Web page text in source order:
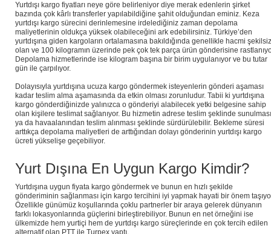
Yurtdışı kargo fiyatları neye göre belirleniyor diye merak edenlerin şirket
bazında çok kârlı transferler yapılabildiğine şahit olduğundan eminiz. Keza
yurtdışı kargo sürecini derinlemesine irdelediğiniz zaman depolama
maliyetlerinin oldukça yüksek olabileceğini ark edebilirsiniz. Türkiye’den
yurtdışına giden kargoların ortalamasına bakıldığında genellikle hacmi şekilsiz
olan ve 100 kilogramın üzerinde pek çok tek parça ürün gönderisine
Depolama hizmetlerinde ise kilogram başına bir birim uygulanıyor ve bu tutar
gün ile çarpılıyor.
Dolayısıyla yurtdışına ucuza kargo göndermek isteyenlerin gönderi aşaması
kadar teslim alma aşamasında da etkin olması zorunludur. Tabii ki yurtdışına
kargo gönderdiğinizde yalınızca o gönderiyi alabilecek yetki belgesine sahip
olan kişilere teslimat sağlanıyor. Bu hizmetin adrese teslim şeklinde sunulması
ya da havaalanından teslim alınması şeklinde sürdürülebilir. Bekleme süresi
arttıkça depolama maliyetleri de arttığından dolayı gönderinin yurtdışı kargo
ücreti yükselişe geçebiliyor.
Yurt Dışına En Uygun Kargo Kimdir?
Yurtdışına uygun fiyata kargo göndermek ve bunun en hızlı şekilde
gönderiminin sağlanması için kargo tercihini iyi yapmak hayati bir önem
Özellikle günümüz koşullarında çoklu partnerler bir araya gelerek dünyanın
farklı lokasyonlarında güçlerini birleştirebiliyor. Bunun en net örneğini ise
ülkemizde hem yurtiçi hem de yurtdışı kargo süreçlerinde en çok tercih edilen